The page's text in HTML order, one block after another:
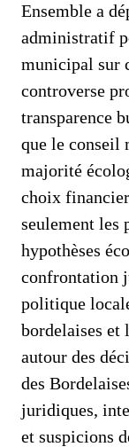
Ensemble a
administratif
municipal sur
controverse
transparence
que le conseil
majorité
choix
seulement les
hypothèses
confrontation
politique
bordelaises et
autour des
des
juridiques,
et suspicions